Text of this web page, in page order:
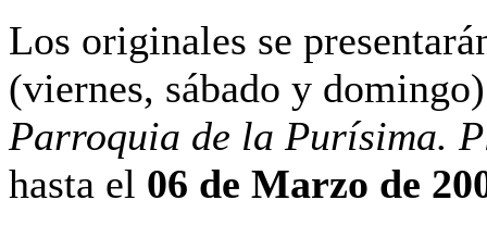
Los originales se
(viernes, sábado y
Parroquia de la Purísima.
hasta el 06 de Marzo de